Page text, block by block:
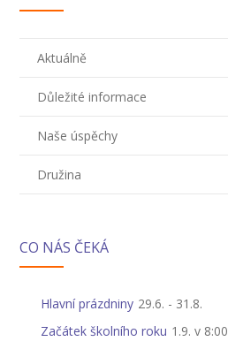
-- Spolek rodičů
-- Přijímací řízení na SŠ
-- Ke stažení
Novinky
Aktuálně
Důležité informace
Naše úspěchy
Družina
CO NÁS ČEKÁ
Hlavní prázdniny 29.6. - 31.8.
Začátek školního roku 1.9. v 8:00